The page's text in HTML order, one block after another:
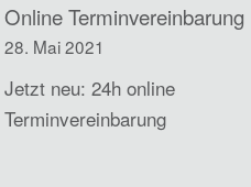
Online Terminvereinbarung
28. Mai 2021
Jetzt neu: 24h online
Terminvereinbarung